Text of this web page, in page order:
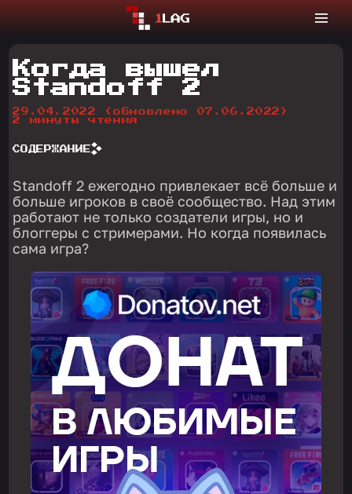
Когда вышел
Standoff 2
29.04.2022
(обновлено 07.06.2022)
2 минуты чтения
СОДЕРЖАНИЕ
Standoff 2 ежегодно привлекает всё больше и
больше игроков в своё сообщество. Над этим
работают не только создатели игры, но и
блоггеры с стримерами. Но когда появилась
сама игра?